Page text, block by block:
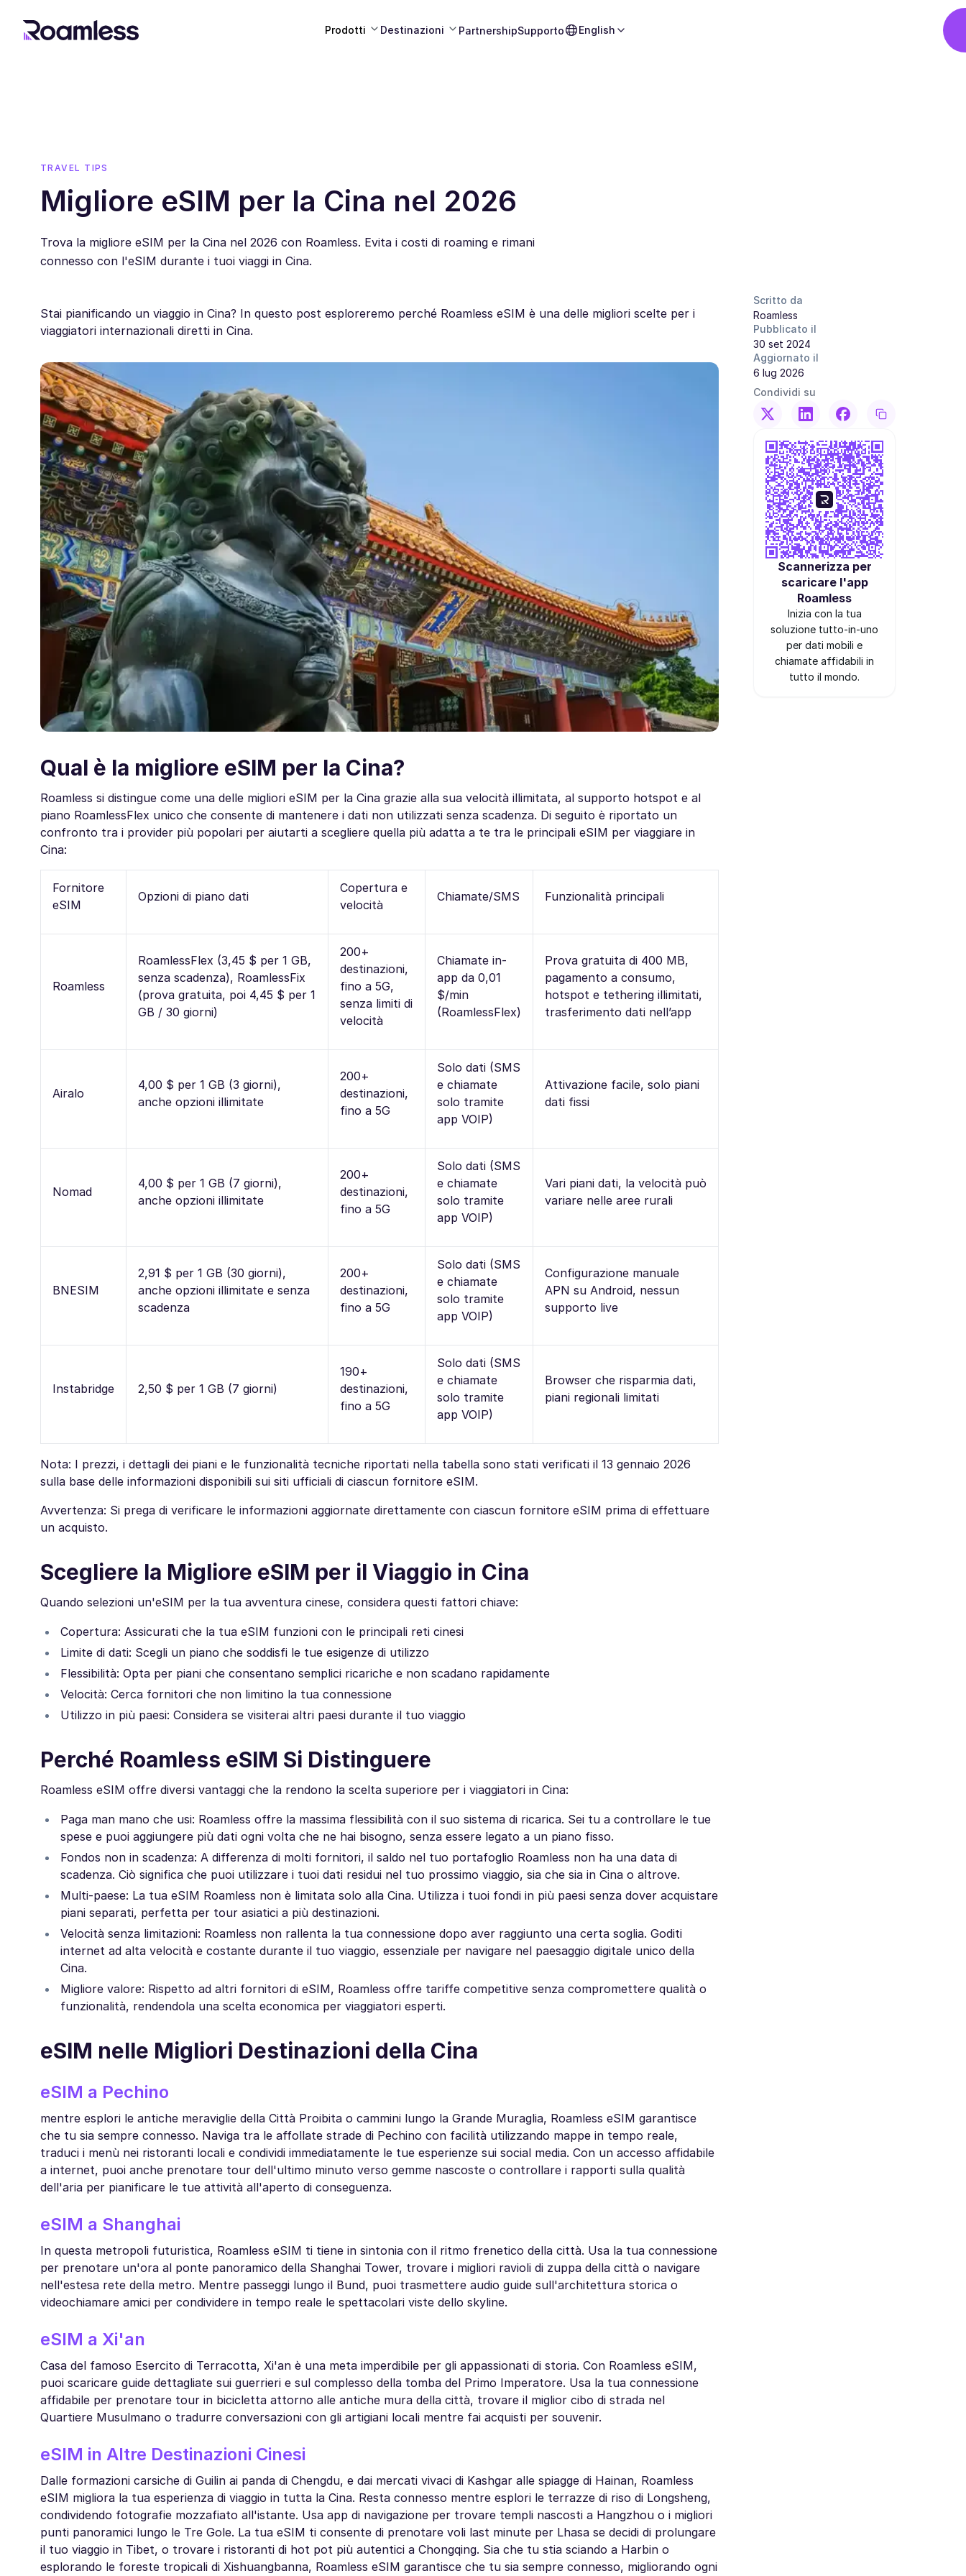
Prodotti Destinazioni PartnershipSupporto English
TRAVEL TIPS
Migliore eSIM per la Cina nel 2026
Trova la migliore eSIM per la Cina nel 2026 con Roamless. Evita i costi di roaming e rimani
connesso con l'eSIM durante i tuoi viaggi in Cina.
Stai pianificando un viaggio in Cina? In questo post esploreremo perché Roamless eSIM è una delle migliori scelte per i
viaggiatori internazionali diretti in Cina.
Qual è la migliore eSIM per la Cina?
Roamless si distingue come una delle migliori eSIM per la Cina grazie alla sua velocità illimitata, al supporto hotspot e al
piano RoamlessFlex unico che consente di mantenere i dati non utilizzati senza scadenza. Di seguito è riportato un
confronto tra i provider più popolari per aiutarti a scegliere quella più adatta a te tra le principali eSIM per viaggiare in
Cina:
Fornitore
eSIM
Opzioni di piano dati
Copertura e
velocità
Chiamate/SMS Funzionalità principali
Roamless
RoamlessFlex (3,45 $ per 1 GB,
senza scadenza), RoamlessFix
(prova gratuita, poi 4,45 $ per 1
GB / 30 giorni)
200+
destinazioni,
fino a 5G,
senza limiti di
velocità
Chiamate in-
app da 0,01
$/min
(RoamlessFlex)
Prova gratuita di 400 MB,
pagamento a consumo,
hotspot e tethering illimitati,
trasferimento dati nell’app
Airalo
4,00 $ per 1 GB (3 giorni),
anche opzioni illimitate
200+
destinazioni,
fino a 5G
Solo dati (SMS
e chiamate
solo tramite
app VOIP)
Attivazione facile, solo piani
dati fissi
Nomad
4,00 $ per 1 GB (7 giorni),
anche opzioni illimitate
200+
destinazioni,
fino a 5G
Solo dati (SMS
e chiamate
solo tramite
app VOIP)
Vari piani dati, la velocità può
variare nelle aree rurali
BNESIM
2,91 $ per 1 GB (30 giorni),
anche opzioni illimitate e senza
scadenza
200+
destinazioni,
fino a 5G
Solo dati (SMS
e chiamate
solo tramite
app VOIP)
Configurazione manuale
APN su Android, nessun
supporto live
Instabridge 2,50 $ per 1 GB (7 giorni)
190+
destinazioni,
fino a 5G
Solo dati (SMS
e chiamate
solo tramite
app VOIP)
Browser che risparmia dati,
piani regionali limitati
Nota: I prezzi, i dettagli dei piani e le funzionalità tecniche riportati nella tabella sono stati verificati il 13 gennaio 2026
sulla base delle informazioni disponibili sui siti ufficiali di ciascun fornitore eSIM.
Avvertenza: Si prega di verificare le informazioni aggiornate direttamente con ciascun fornitore eSIM prima di effettuare
un acquisto.
Scegliere la Migliore eSIM per il Viaggio in Cina
Quando selezioni un'eSIM per la tua avventura cinese, considera questi fattori chiave:
Copertura: Assicurati che la tua eSIM funzioni con le principali reti cinesi
Limite di dati: Scegli un piano che soddisfi le tue esigenze di utilizzo
Flessibilità: Opta per piani che consentano semplici ricariche e non scadano rapidamente
Velocità: Cerca fornitori che non limitino la tua connessione
Utilizzo in più paesi: Considera se visiterai altri paesi durante il tuo viaggio
Perché Roamless eSIM Si Distinguere
Roamless eSIM offre diversi vantaggi che la rendono la scelta superiore per i viaggiatori in Cina:
Paga man mano che usi: Roamless offre la massima flessibilità con il suo sistema di ricarica. Sei tu a controllare le tue
spese e puoi aggiungere più dati ogni volta che ne hai bisogno, senza essere legato a un piano fisso.
Fondos non in scadenza: A differenza di molti fornitori, il saldo nel tuo portafoglio Roamless non ha una data di
scadenza. Ciò significa che puoi utilizzare i tuoi dati residui nel tuo prossimo viaggio, sia che sia in Cina o altrove.
Multi-paese: La tua eSIM Roamless non è limitata solo alla Cina. Utilizza i tuoi fondi in più paesi senza dover acquistare
piani separati, perfetta per tour asiatici a più destinazioni.
Velocità senza limitazioni: Roamless non rallenta la tua connessione dopo aver raggiunto una certa soglia. Goditi
internet ad alta velocità e costante durante il tuo viaggio, essenziale per navigare nel paesaggio digitale unico della
Cina.
Migliore valore: Rispetto ad altri fornitori di eSIM, Roamless offre tariffe competitive senza compromettere qualità o
funzionalità, rendendola una scelta economica per viaggiatori esperti.
eSIM nelle Migliori Destinazioni della Cina
eSIM a Pechino
mentre esplori le antiche meraviglie della Città Proibita o cammini lungo la Grande Muraglia, Roamless eSIM garantisce
che tu sia sempre connesso. Naviga tra le affollate strade di Pechino con facilità utilizzando mappe in tempo reale,
traduci i menù nei ristoranti locali e condividi immediatamente le tue esperienze sui social media. Con un accesso affidabile
a internet, puoi anche prenotare tour dell'ultimo minuto verso gemme nascoste o controllare i rapporti sulla qualità
dell'aria per pianificare le tue attività all'aperto di conseguenza.
eSIM a Shanghai
In questa metropoli futuristica, Roamless eSIM ti tiene in sintonia con il ritmo frenetico della città. Usa la tua connessione
per prenotare un'ora al ponte panoramico della Shanghai Tower, trovare i migliori ravioli di zuppa della città o navigare
nell'estesa rete della metro. Mentre passeggi lungo il Bund, puoi trasmettere audio guide sull'architettura storica o
videochiamare amici per condividere in tempo reale le spettacolari viste dello skyline.
eSIM a Xi'an
Casa del famoso Esercito di Terracotta, Xi'an è una meta imperdibile per gli appassionati di storia. Con Roamless eSIM,
puoi scaricare guide dettagliate sui guerrieri e sul complesso della tomba del Primo Imperatore. Usa la tua connessione
affidabile per prenotare tour in bicicletta attorno alle antiche mura della città, trovare il miglior cibo di strada nel
Quartiere Musulmano o tradurre conversazioni con gli artigiani locali mentre fai acquisti per souvenir.
eSIM in Altre Destinazioni Cinesi
Dalle formazioni carsiche di Guilin ai panda di Chengdu, e dai mercati vivaci di Kashgar alle spiagge di Hainan, Roamless
eSIM migliora la tua esperienza di viaggio in tutta la Cina. Resta connesso mentre esplori le terrazze di riso di Longsheng,
condividendo fotografie mozzafiato all'istante. Usa app di navigazione per trovare templi nascosti a Hangzhou o i migliori
punti panoramici lungo le Tre Gole. La tua eSIM ti consente di prenotare voli last minute per Lhasa se decidi di prolungare
il tuo viaggio in Tibet, o trovare i ristoranti di hot pot più autentici a Chongqing. Sia che tu stia sciando a Harbin o
esplorando le foreste tropicali di Xishuangbanna, Roamless eSIM garantisce che tu sia sempre connesso, migliorando ogni
Scritto da
Roamless
Pubblicato il
30 set 2024
Aggiornato il
6 lug 2026
Condividi su
Scannerizza per
scaricare l'app
Roamless
Inizia con la tua
soluzione tutto-in-uno
per dati mobili e
chiamate affidabili in
tutto il mondo.